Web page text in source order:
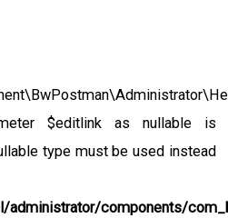
$editlink as nullable is
type must be used instead
components/